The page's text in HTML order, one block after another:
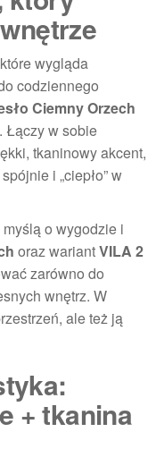
wygląda
codziennego
Ciemny Orzech
Łączy w sobie
tkaninowy akcent,
i „ciepło” w
o wygodzie i
oraz wariantVILA 2
zarówno do
wnętrz. W
ale też ją
+ tkanina